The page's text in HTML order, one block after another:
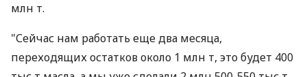
млн т.
"Сейчас нам работать еще два месяца,
переходящих остатков около 1 млн т, это будет 400